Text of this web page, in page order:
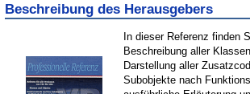
Beschreibung des Herausgebers
In dieser Referenz finden
Beschreibung aller
Darstellung aller
Subobjekte nach